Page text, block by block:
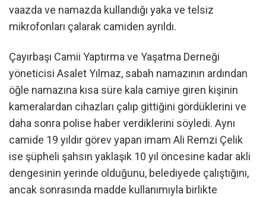
vaazda ve namazda kullandığı yaka ve telsiz
mikrofonları çalarak camiden ayrıldı.
Çayırbaşı Camii Yaptırma ve Yaşatma Derneği
yöneticisi Asalet Yılmaz, sabah namazının ardından
öğle namazına kısa süre kala camiye giren kişinin
kameralardan cihazları çalıp gittiğini gördüklerini ve
daha sonra polise haber verdiklerini söyledi. Aynı
camide 19 yıldır görev yapan imam Ali Remzi Çelik
ise şüpheli şahsın yaklaşık 10 yıl öncesine kadar akli
dengesinin yerinde olduğunu, belediyede çalıştığını,
ancak sonrasında madde kullanımıyla birlikte